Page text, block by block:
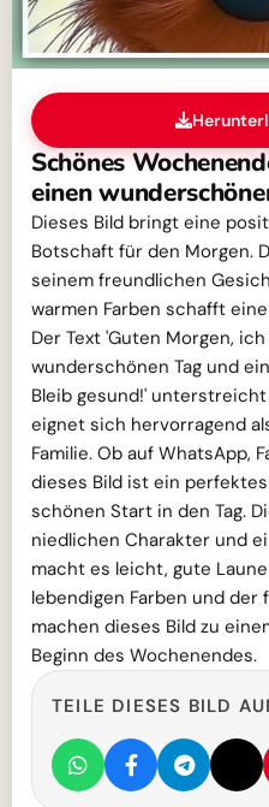
Schönes
einen
Dieses Bild bringt eine
Botschaft für den Morgen.
seinem freundlichen
warmen Farben schafft
Der Text 'Guten Morgen,
wunderschönen Tag und
Bleib gesund!'
eignet sich hervorragend
Familie. Ob auf WhatsApp,
dieses Bild ist ein
schönen Start in den Tag.
niedlichen Charakter und
macht es leicht, gute
lebendigen Farben und
machen dieses Bild zu
Beginn des Wochenendes.
TEILE DIESES BILD